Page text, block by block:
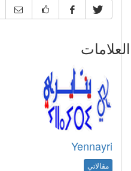
Yennayri
مقالاتي